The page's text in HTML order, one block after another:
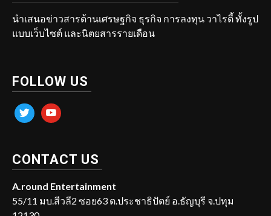
นำเสนอข่าวสารด้านเศรษฐกิจ ธุรกิจ การลงทุน วาไรตี้ ทั้งรูป
แบบเว็บไซต์ และนิตยสารรายเดือน
FOLLOW US
twitter youtube
CONTACT US
A.round Entertainment
55/11 มบ.สีวลี2 ซอย63 ต.ประชาธิปัตย์ อ.ธัญบุรี จ.ปทุม